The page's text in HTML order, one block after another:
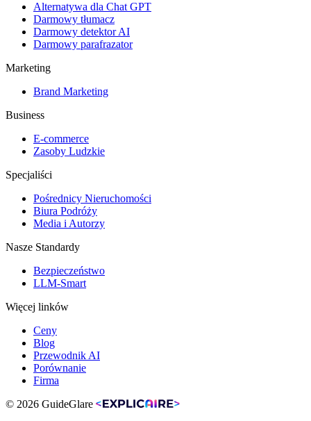
Alternatywa dla Chat GPT
Darmowy tłumacz
Darmowy detektor AI
Darmowy parafrazator
Marketing
Brand Marketing
Business
E-commerce
Zasoby Ludzkie
Specjaliści
Pośrednicy Nieruchomości
Biura Podróży
Media i Autorzy
Nasze Standardy
Bezpieczeństwo
LLM-Smart
Więcej linków
Ceny
Blog
Przewodnik AI
Porównanie
Firma
© 2026 GuideGlare